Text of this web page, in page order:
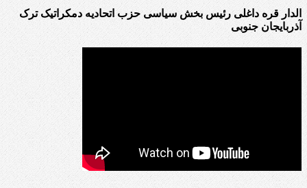
الدار قره داغلی رئیس بخش سیاسی حزب اتحادیه دمکراتیک ترک
آذربایجان جنوبی